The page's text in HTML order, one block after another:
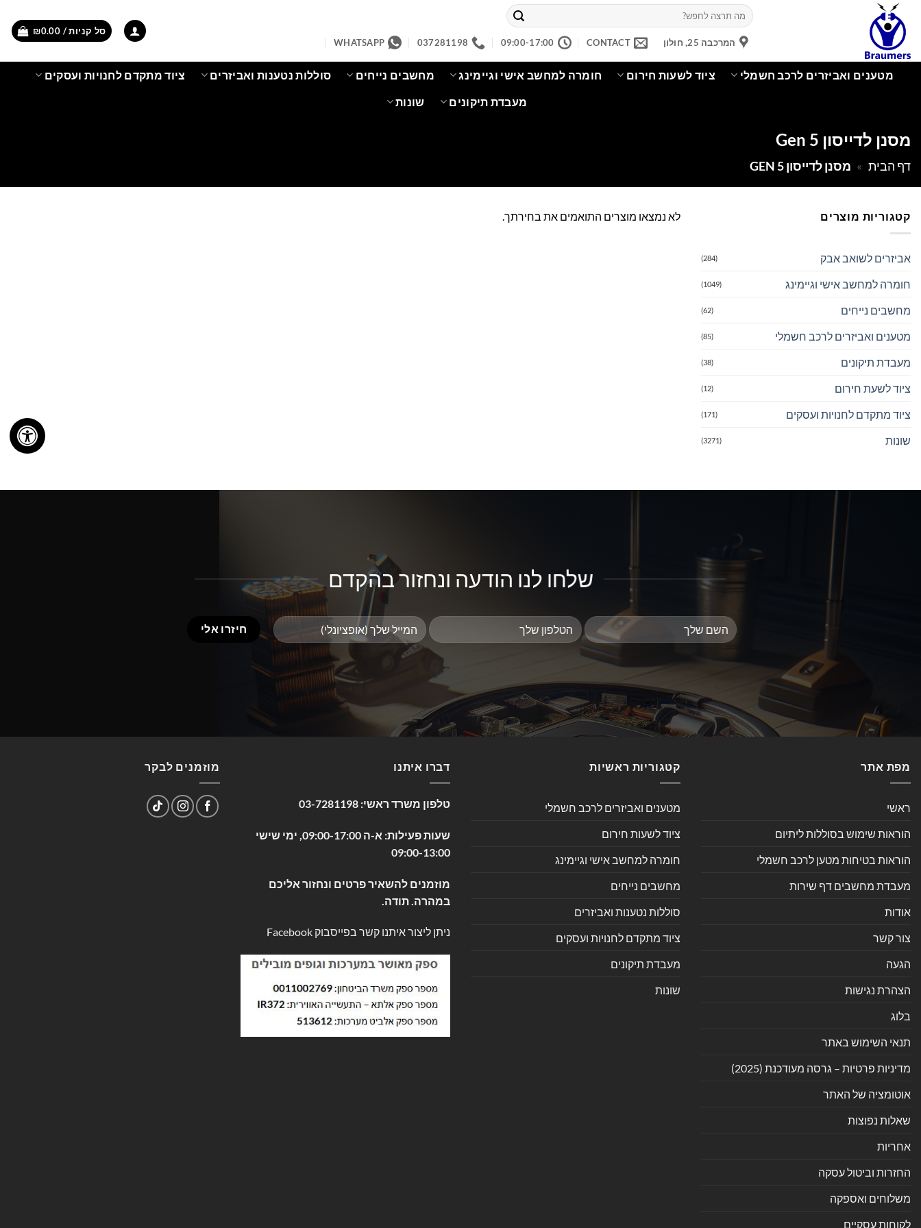
content
חיפוש
עבור:
המרכבה 25, חולון CONTACT
09:00-17:00
037281198
WHATSAPP
סל קניות / ₪0.00
מטענים ואביזרים לרכב חשמלי ציוד לשעות חירום חומרה למחשב אישי וגיימינג מחשבים נייחים סוללות נטענות ואביזרים ציוד מתקדם לחנויות ועסקים
מעבדת תיקונים שונות
מסנן לדייסון Gen 5
דף הבית » מסנן לדייסון GEN 5
קטגוריות מוצרים
אביזרים לשואב אבק (284)
חומרה למחשב אישי וגיימינג (1049)
מחשבים נייחים (62)
מטענים ואביזרים לרכב חשמלי (85)
מעבדת תיקונים (38)
ציוד לשעת חירום (12)
ציוד מתקדם לחנויות ועסקים (171)
שונות (3271)
לא נמצאו מוצרים התואמים את בחירתך.
שלחו לנו הודעה ונחזור בהקדם
מפת אתר
ראשי
הוראות שימוש בסוללות ליתיום
הוראות בטיחות מטען לרכב חשמלי
מעבדת מחשבים דף שירות
אודות
צור קשר
הגעה
הצהרת נגישות
בלוג
תנאי השימוש באתר
מדיניות פרטיות – גרסה מעודכנת (2025)
אוטומציה של האתר
שאלות נפוצות
אחריות
החזרות וביטול עסקה
משלוחים ואספקה
לקוחות עסקיים
קטגוריות ראשיות
מטענים ואביזרים לרכב חשמלי
ציוד לשעות חירום
חומרה למחשב אישי וגיימינג
מחשבים נייחים
סוללות נטענות ואביזרים
ציוד מתקדם לחנויות ועסקים
מעבדת תיקונים
שונות
דברו איתנו
טלפון משרד ראשי: 03-7281198
שעות פעילות: א-ה 09:00-17:00, ימי שישי
09:00-13:00
מוזמנים להשאיר פרטים ונחזור אליכם
במהרה. תודה.
ניתן ליצור איתנו קשר בפייסבוק Facebook
מוזמנים לבקר